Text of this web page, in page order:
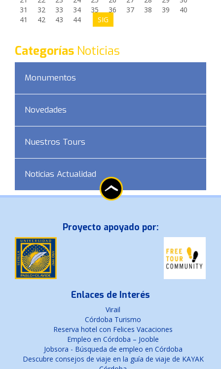
31
32 33 34 35 36 37 38 39
40
41
42 43 44 SIG
Categorías Noticias
Monumentos
Novedades
Nuestros Tours
Noticias Actualidad
Proyecto apoyado por:
Enlaces de Interés
Virail
Córdoba Turismo
Reserva hotel con Felices Vacaciones
Empleo en Córdoba – Jooble
Jobsora - Búsqueda de empleo en Córdoba
Descubre consejos de viaje en la guía de viaje de KAYAK